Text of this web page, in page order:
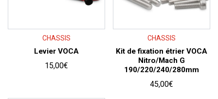
CHASSIS
Levier VOCA
15,00€
CHASSIS
Kit de fixation étrier VOCA
Nitro/Mach G
190/220/240/280mm
45,00€